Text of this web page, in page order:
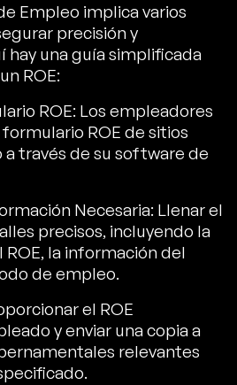
Empleo implica varios
precisión y
una guía simplificada
ROE:
ROE: Los empleadores
ROE de sitios
través de su software de
Necesaria: Llenar el
precisos, incluyendo la
la información del
de empleo.
el ROE
y enviar una copia a
relevantes